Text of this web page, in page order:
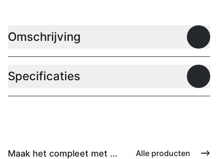
Omschrijving
Specificaties
Maak het compleet met ... Alle producten